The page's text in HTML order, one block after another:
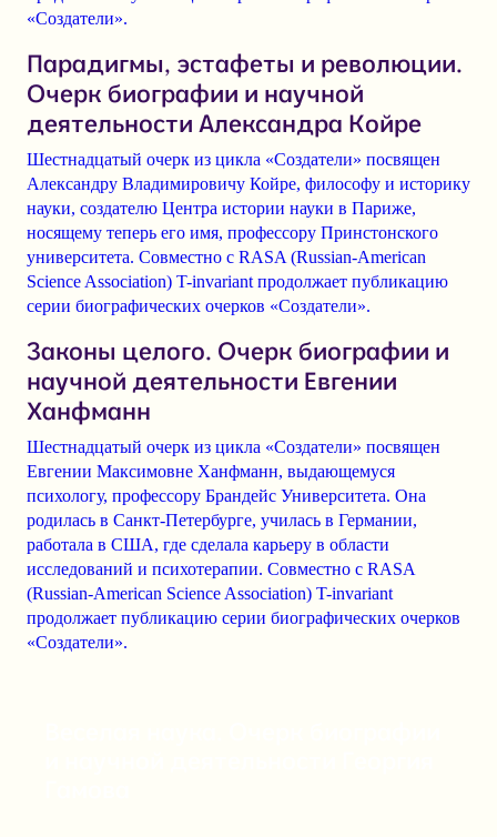
«Создатели».
Парадигмы, эстафеты и революции.
Очерк биографии и научной
деятельности Александра Койре
Шестнадцатый очерк из цикла «Создатели» посвящен
Александру Владимировичу Койре, философу и историку
науки, создателю Центра истории науки в Париже,
носящему теперь его имя, профессору Принстонского
университета. Совместно с RASA (Russian-American
Science Association) T-invariant продолжает публикацию
серии биографических очерков «Создатели».
Законы целого. Очерк биографии и
научной деятельности Евгении
Ханфманн
Шестнадцатый очерк из цикла «Создатели» посвящен
Евгении Максимовне Ханфманн, выдающемуся
психологу, профессору Брандейс Университета. Она
родилась в Санкт-Петербурге, училась в Германии,
работала в США, где сделала карьеру в области
исследований и психотерапии. Совместно с RASA
(Russian-American Science Association) T-invariant
продолжает публикацию серии биографических очерков
«Создатели».